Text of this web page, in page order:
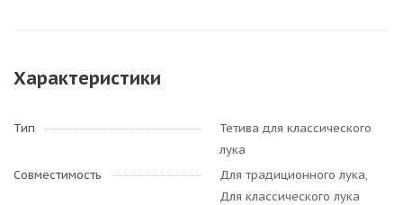
Характеристики
Тип
Тетива для классического
лука
Совместимость
Для традиционного лука,
Для классического лука